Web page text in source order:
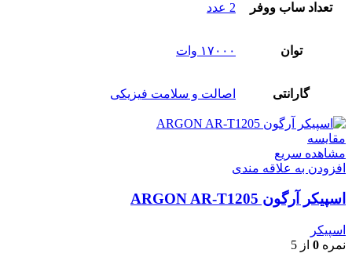
تعداد ساب‌ ووفر 2 عدد
توان ۱۷۰۰۰ وات
گارانتی اصالت و سلامت فیزیکی
مقایسه
مشاهده سریع
افزودن به علاقه مندی
اسپیکر آرگون ARGON AR-T1205
اسپیکر
نمره 0 از 5